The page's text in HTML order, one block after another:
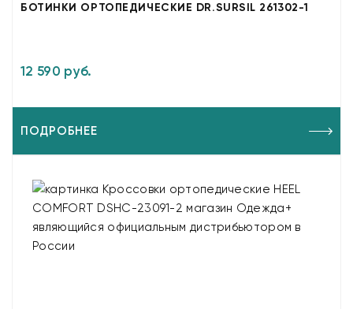
БОТИНКИ ОРТОПЕДИЧЕСКИЕ DR.SURSIL 261302-1
12 590 руб.
ПОДРОБНЕЕ